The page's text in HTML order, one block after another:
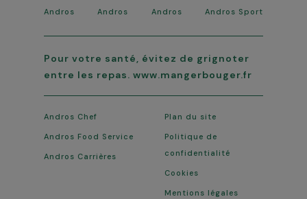
Plan du site
Politique de
confidentialité
Cookies
Mentions légales
Andros Chef
Andros Food Service
Andros Carrières
Andros Andros Andros Andros Sport
Pour votre santé, évitez de grignoter
entre les repas. www.mangerbouger.fr